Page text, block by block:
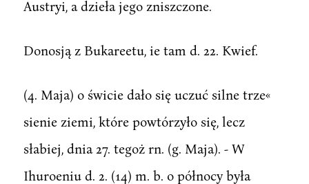
Austryi, a dzieła jego zniszczone.
Donosją z Bukareetu, ie tam d. 22. Kwief.
(4. Maja) o świcie dało się uczuć silne trze«
sienie ziemi, które powtórzyło się, lecz
słabiej, dnia 27. tegoż rn. (g. Maja). - W
Ihuroeniu d. 2. (14) m. b. o północy była